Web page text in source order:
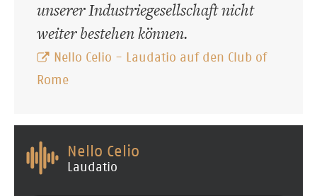
unserer Industriegesellschaft nicht
weiter bestehen können.
Nello Celio - Laudatio auf den Club of
Rome
Nello Celio
Laudatio